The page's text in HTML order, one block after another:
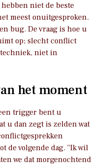
niet de beste
meest onuitgesproken.
bug. De vraag is hoe u
op; slecht conflict
niet in
het moment
trigger bent u
u dan zegt is zelden wat
de volgende dag. “Ik wil
we dat morgenochtend